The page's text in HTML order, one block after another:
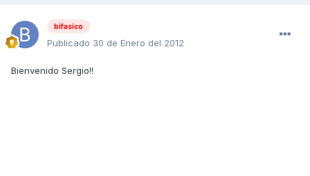
bifasico
Publicado 30 de Enero del 2012
Bienvenido Sergio!!